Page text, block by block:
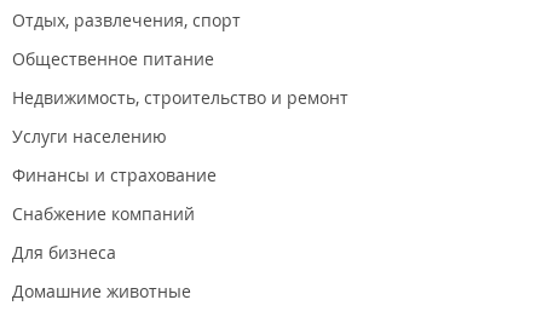
Отдых, развлечения, спорт
Общественное питание
Недвижимость, строительство и ремонт
Услуги населению
Финансы и страхование
Снабжение компаний
Для бизнеса
Домашние животные